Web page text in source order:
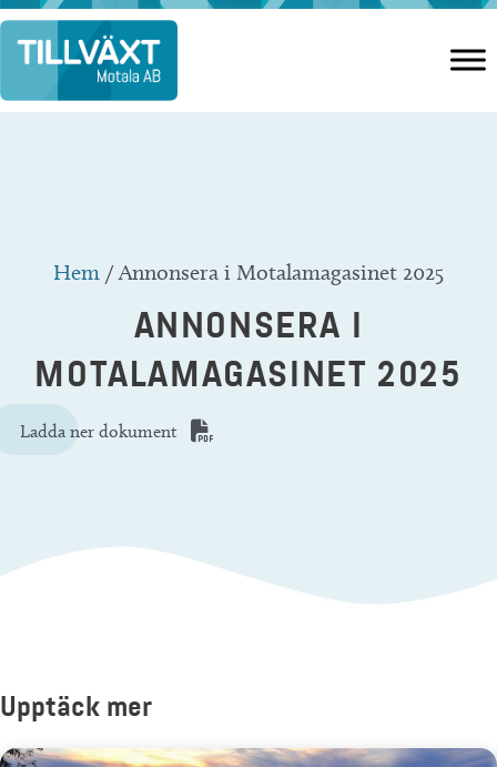
Hoppa
till
innehåll
Hem /Annonsera i Motalamagasinet 2025
ANNONSERA I
MOTALAMAGASINET 2025
Ladda ner dokument
Upptäck mer